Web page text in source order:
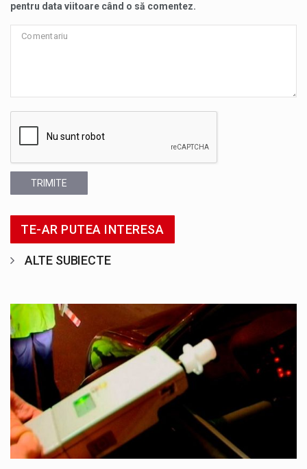
pentru data viitoare când o să comentez.
TRIMITE
TE-AR PUTEA INTERESA
ALTE SUBIECTE